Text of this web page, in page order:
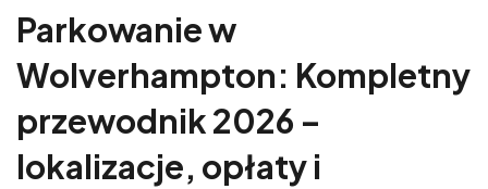
Parkowanie w
Wolverhampton: Kompletny
przewodnik 2026 –
lokalizacje, opłaty i